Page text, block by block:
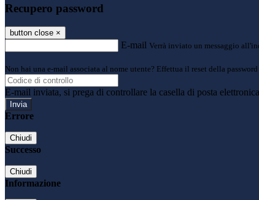
Recupero password
button close ×
E-mail Verrà inviato un messaggio
Non hai una e-mail associata al nome utente? Effettua il reset della
E-mail inviata, si prega di controllare la casella di posta
Errore
Chiudi
Successo
Chiudi
Informazione